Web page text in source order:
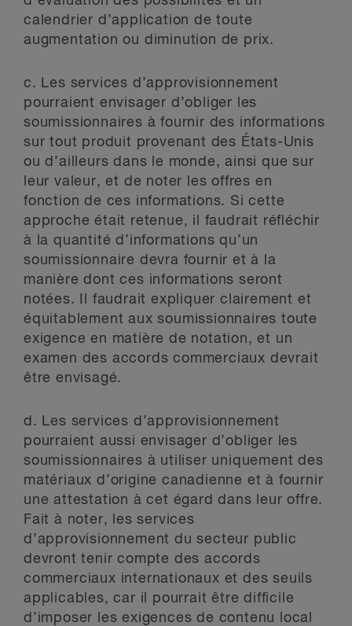
calendrier d’application de toute
augmentation ou diminution de prix.
c. Les services d’approvisionnement
pourraient envisager d’obliger les
soumissionnaires à fournir des informations
sur tout produit provenant des États-Unis
ou d’ailleurs dans le monde, ainsi que sur
leur valeur, et de noter les offres en
fonction de ces informations. Si cette
approche était retenue, il faudrait réfléchir
à la quantité d’informations qu’un
soumissionnaire devra fournir et à la
manière dont ces informations seront
notées. Il faudrait expliquer clairement et
équitablement aux soumissionnaires toute
exigence en matière de notation, et un
examen des accords commerciaux devrait
être envisagé.
d. Les services d’approvisionnement
pourraient aussi envisager d’obliger les
soumissionnaires à utiliser uniquement des
matériaux d’origine canadienne et à fournir
une attestation à cet égard dans leur offre.
Fait à noter, les services
d’approvisionnement du secteur public
devront tenir compte des accords
commerciaux internationaux et des seuils
applicables, car il pourrait être difficile
d’imposer les exigences de contenu local